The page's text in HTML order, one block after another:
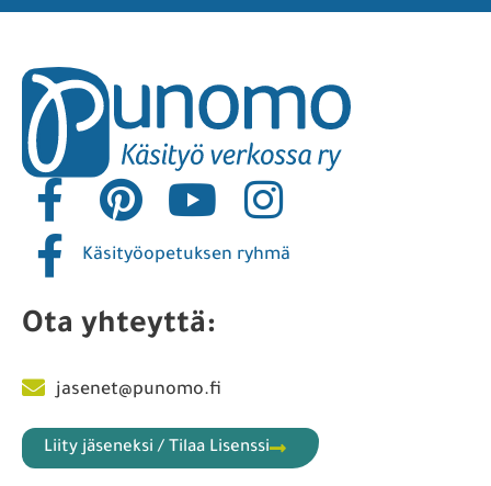
Käsityöopetuksen ryhmä
Ota yhteyttä:
jasenet@punomo.fi
Liity jäseneksi / Tilaa Lisenssi